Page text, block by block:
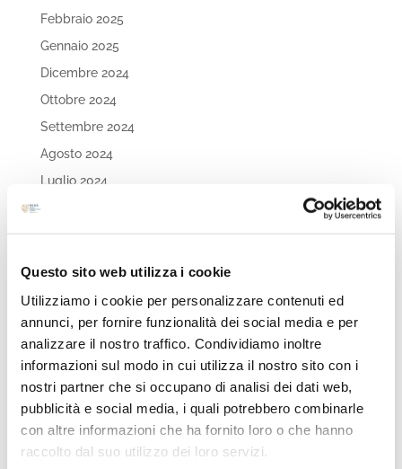
Questo sito web utilizza i cookie
Utilizziamo i cookie per personalizzare contenuti ed
annunci, per fornire funzionalità dei social media e per
analizzare il nostro traffico. Condividiamo inoltre
informazioni sul modo in cui utilizza il nostro sito con i
nostri partner che si occupano di analisi dei dati web,
pubblicità e social media, i quali potrebbero combinarle
con altre informazioni che ha fornito loro o che hanno
raccolto dal suo utilizzo dei loro servizi.
Febbraio 2025
Gennaio 2025
Dicembre 2024
Ottobre 2024
Settembre 2024
Agosto 2024
Luglio 2024
Maggio 2024
Aprile 2024
Dicembre 2023
Settembre 2023
Agosto 2023
Giugno 2023
Maggio 2023
Aprile 2023